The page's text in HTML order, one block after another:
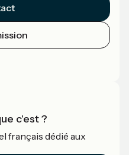
c'est ?
français dédié aux